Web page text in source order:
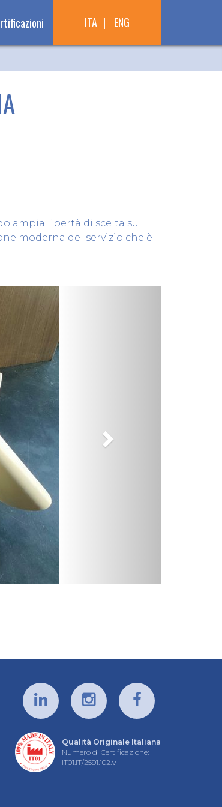
ITA ENG
ampia libertà di scelta su
moderna del servizio che è
Qualità Originale Italiana
Numero di Certificazione:
IT01.IT/2591.102.V